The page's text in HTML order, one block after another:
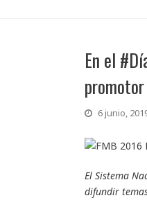
En el
6 junio,
El Sistema
difundir